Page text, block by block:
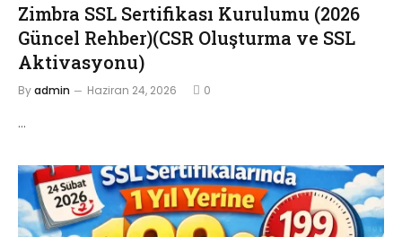
Zimbra SSL Sertifikası Kurulumu (2026
Güncel Rehber)(CSR Oluşturma ve SSL
Aktivasyonu)
Byadmin Haziran 24, 2026 0
…